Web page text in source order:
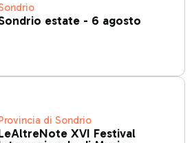
estate - 6 agosto
Provincia di Sondrio
XVI Festival